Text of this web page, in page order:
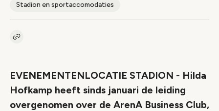
Stadion en sportaccomodaties
Kopieer link naar artikel
EVENEMENTENLOCATIE STADION - Hilda
Hofkamp heeft sinds januari de leiding
overgenomen over de ArenA Business Club,